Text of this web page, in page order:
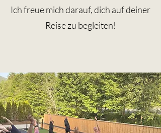
Ich freue mich darauf, dich auf deiner
Reise zu begleiten!